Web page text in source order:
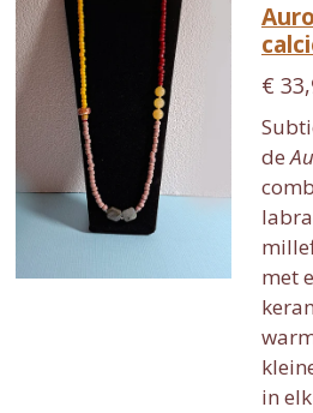
€
de
met
in